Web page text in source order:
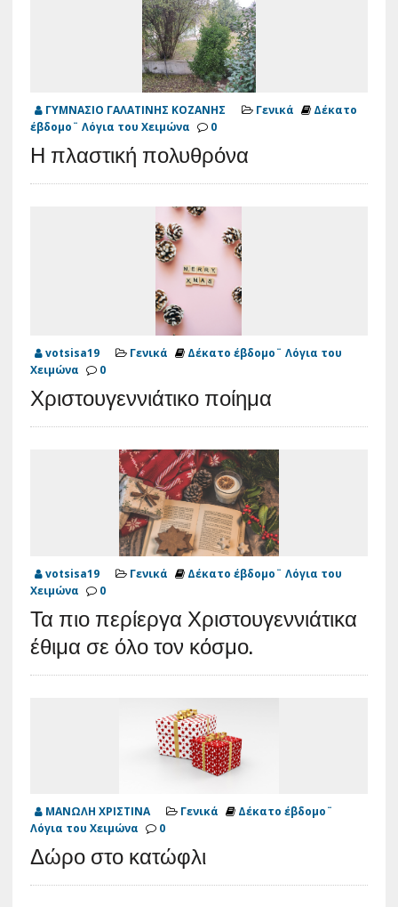
ΓΥΜΝΑΣΙΟ ΓΑΛΑΤΙΝΗΣ ΚΟΖΑΝΗΣ Γενικά
Δέκατο
έβδομο¨ Λόγια του Χειμώνα
0
Η πλαστική πολυθρόνα
votsisa19 Γενικά
Δέκατο έβδομο¨ Λόγια του
Χειμώνα
0
Χριστουγεννιάτικο ποίημα
votsisa19 Γενικά
Δέκατο έβδομο¨ Λόγια του
Χειμώνα
0
Τα πιο περίεργα Χριστουγεννιάτικα
έθιμα σε όλο τον κόσμο.
ΜΑΝΩΛΗ ΧΡΙΣΤΙΝΑ Γενικά
Δέκατο έβδομο¨
Λόγια του Χειμώνα
0
Δώρο στο κατώφλι